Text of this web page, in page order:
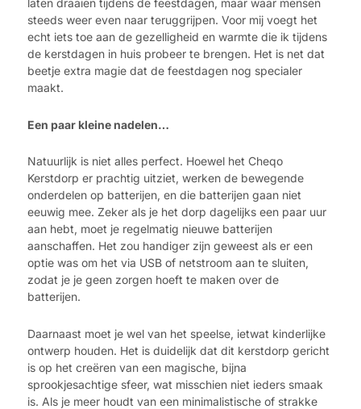
laten draaien tijdens de feestdagen, maar waar mensen
steeds weer even naar teruggrijpen. Voor mij voegt het
echt iets toe aan de gezelligheid en warmte die ik tijdens
de kerstdagen in huis probeer te brengen. Het is net dat
beetje extra magie dat de feestdagen nog specialer
maakt.
Een paar kleine nadelen…
Natuurlijk is niet alles perfect. Hoewel het Cheqo
Kerstdorp er prachtig uitziet, werken de bewegende
onderdelen op batterijen, en die batterijen gaan niet
eeuwig mee. Zeker als je het dorp dagelijks een paar uur
aan hebt, moet je regelmatig nieuwe batterijen
aanschaffen. Het zou handiger zijn geweest als er een
optie was om het via USB of netstroom aan te sluiten,
zodat je je geen zorgen hoeft te maken over de
batterijen.
Daarnaast moet je wel van het speelse, ietwat kinderlijke
ontwerp houden. Het is duidelijk dat dit kerstdorp gericht
is op het creëren van een magische, bijna
sprookjesachtige sfeer, wat misschien niet ieders smaak
is. Als je meer houdt van een minimalistische of strakke